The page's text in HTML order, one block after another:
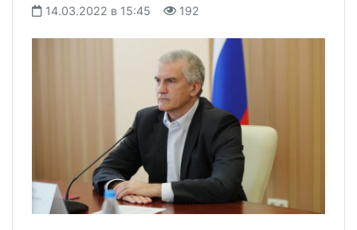
14.03.2022 в 15:45 192